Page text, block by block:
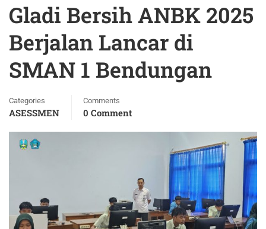
Gladi Bersih ANBK 2025
Berjalan Lancar di
SMAN 1 Bendungan
Categories
ASESSMEN
Comments
0 Comment